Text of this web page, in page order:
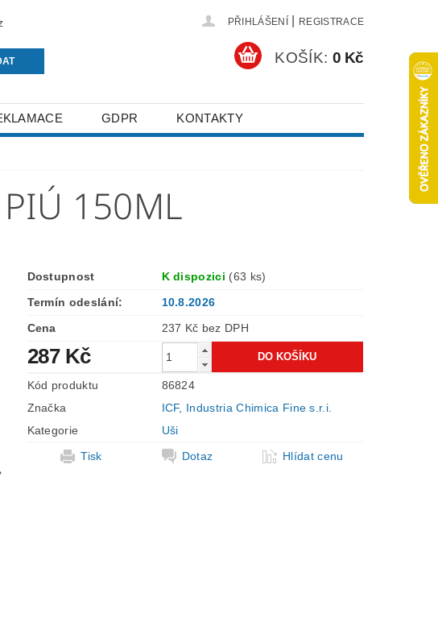
PŘIHLÁŠENÍ REGISTRACE
KOŠÍK: 0 Kč
GDPR KONTAKTY
PIÚ 150ML
Dostupnost K dispozici (63 ks)
Termín odeslání:
10.8.2026
Cena
237 Kč bez DPH
287 Kč
Kód produktu
86824
Značka
ICF, Industria Chimica Fine s.r.i.
Kategorie
Uši
Tisk
Dotaz Hlídat cenu